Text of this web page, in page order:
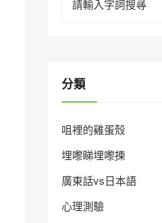
for:
分類
咀裡的雞蛋殼
埋嚟睇埋嚟揀
廣東話vs日本語
心理測驗